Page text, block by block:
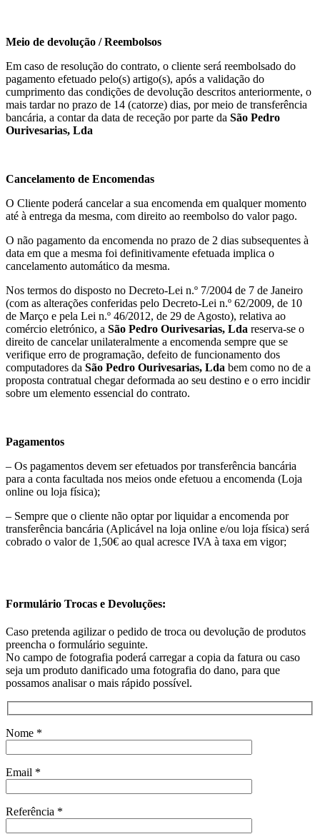
Meio de devolução / Reembolsos
Em caso de resolução do contrato, o cliente será reembolsado do
pagamento efetuado pelo(s) artigo(s), após a validação do
cumprimento das condições de devolução descritos anteriormente, o
mais tardar no prazo de 14 (catorze) dias, por meio de transferência
bancária, a contar da data de receção por parte da São Pedro
Ourivesarias, Lda
Cancelamento de Encomendas
O Cliente poderá cancelar a sua encomenda em qualquer momento
até à entrega da mesma, com direito ao reembolso do valor pago.
O não pagamento da encomenda no prazo de 2 dias subsequentes à
data em que a mesma foi definitivamente efetuada implica o
cancelamento automático da mesma.
Nos termos do disposto no Decreto-Lei n.º 7/2004 de 7 de Janeiro
(com as alterações conferidas pelo Decreto-Lei n.º 62/2009, de 10
de Março e pela Lei n.º 46/2012, de 29 de Agosto), relativa ao
comércio eletrónico, a São Pedro Ourivesarias, Lda reserva-se o
direito de cancelar unilateralmente a encomenda sempre que se
verifique erro de programação, defeito de funcionamento dos
computadores da São Pedro Ourivesarias, Lda bem como no de a
proposta contratual chegar deformada ao seu destino e o erro incidir
sobre um elemento essencial do contrato.
Pagamentos
– Os pagamentos devem ser efetuados por transferência bancária
para a conta facultada nos meios onde efetuou a encomenda (Loja
online ou loja física);
– Sempre que o cliente não optar por liquidar a encomenda por
transferência bancária (Aplicável na loja online e/ou loja física) será
cobrado o valor de 1,50€ ao qual acresce IVA à taxa em vigor;
Formulário Trocas e Devoluções:
Caso pretenda agilizar o pedido de troca ou devolução de produtos
preencha o formulário seguinte.
No campo de fotografia poderá carregar a copia da fatura ou caso
seja um produto danificado uma fotografia do dano, para que
possamos analisar o mais rápido possível.
Nome *
Email *
Referência *